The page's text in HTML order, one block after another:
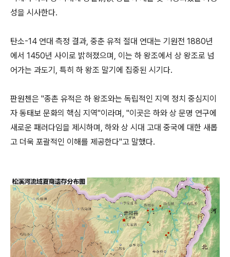
성을 시사한다.
탄소-14 연대 측정 결과, 중춘 유적 절대 연대는 기원전 1880년
에서 1450년 사이로 밝혀졌으며, 이는 하 왕조에서 상 왕조로 넘
어가는 과도기, 특히 하 왕조 말기에 집중된 시기다.
판원첸은 "종촌 유적은 하 왕조와는 독립적인 지역 정치 중심지이
자 동태보 문화의 핵심 지역"이라며, "이곳은 하와 상 문명 연구에
새로운 패러다임을 제시하며, 하와 상 시대 고대 중국에 대한 새롭
고 더욱 포괄적인 이해를 제공한다"고 말했다.